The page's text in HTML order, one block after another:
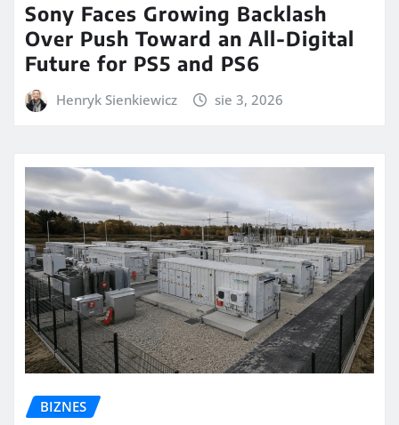
Sony Faces Growing Backlash
Over Push Toward an All-Digital
Future for PS5 and PS6
Henryk Sienkiewicz sie 3, 2026
BIZNES